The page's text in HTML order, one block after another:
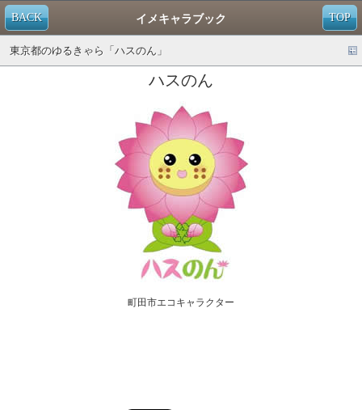
TOP
BACK イメキャラブック
東京都のゆるきゃら「ハスのん」
ハスのん
町田市エコキャラクター